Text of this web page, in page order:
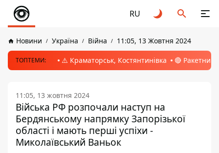
RU
Новини Україна Війна 11:05, 13 Жовтня 2024
ТОПТЕМИ: ⚠️ Краматорськ, Костянтинівка 🔴 Ракетний
11:05, 13 жовтня 2024
Війська РФ розпочали наступ на
Бердянському напрямку Запорізької
області і мають перші успіхи -
Миколаївський Ваньок